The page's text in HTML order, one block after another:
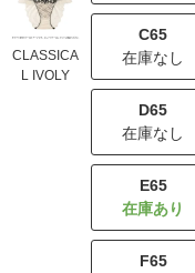
CLASSICA
L IVOLY
C65
在庫なし
D65
在庫なし
E65
F65